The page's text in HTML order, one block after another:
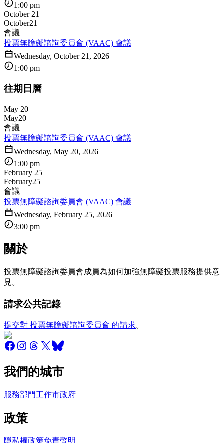
1:00 pm
October 21
October21
會議
投票無障礙諮詢委員會 (VAAC) 會議
Wednesday, October 21, 2026
1:00 pm
往期日曆
May 20
May20
會議
投票無障礙諮詢委員會 (VAAC) 會議
Wednesday, May 20, 2026
1:00 pm
February 25
February25
會議
投票無障礙諮詢委員會 (VAAC) 會議
Wednesday, February 25, 2026
3:00 pm
關於
投票無障礙諮詢委員會成員為如何加強無障礙投票服務提供意
見。
請求公共記錄
提交對 投票無障礙諮詢委員會 的請求。
我們的城市
服務部門工作市政府
政策
隱私權政策免責聲明